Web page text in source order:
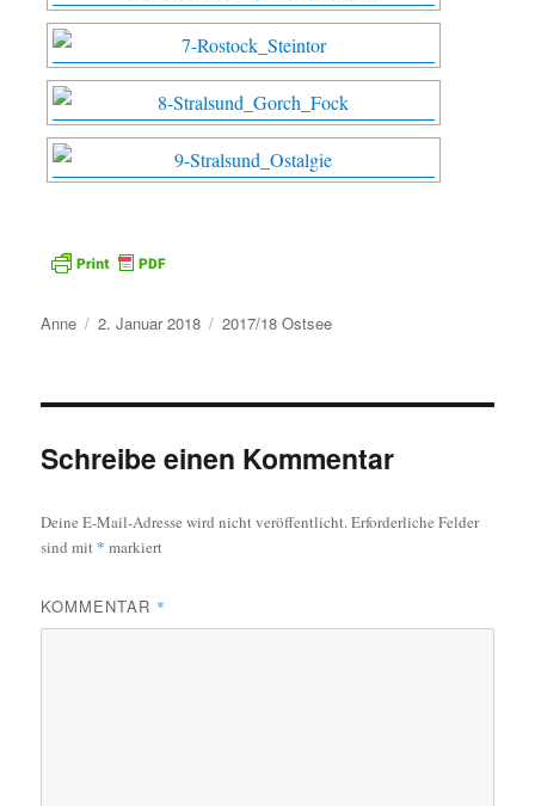
Autor
Anne
Veröffentlicht
2. Januar 2018 Kategorien
2017/18 Ostsee
Schreibe einen Kommentar
Deine E-Mail-Adresse wird nicht veröffentlicht.Erforderliche Felder
sind mit * markiert
KOMMENTAR *